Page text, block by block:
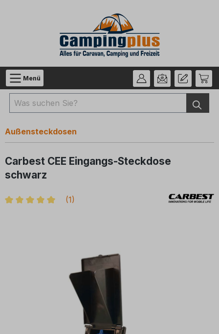
Zum Hauptinhalt springen
Menü
Außensteckdosen
Carbest CEE Eingangs-Steckdose
schwarz
(1)